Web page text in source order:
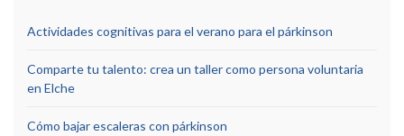
Actividades cognitivas para el verano para el párkinson
Comparte tu talento: crea un taller como persona voluntaria
en Elche
Cómo bajar escaleras con párkinson